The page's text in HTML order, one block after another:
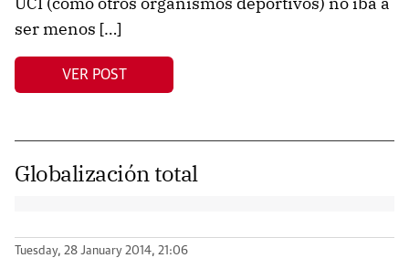
ser menos […]
VER POST
Globalización total
Tuesday, 28 January 2014, 21:06